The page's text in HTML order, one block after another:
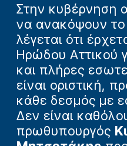
Στην κυβέρνηση
να ανακόψουν το
λέγεται ότι
Ηρώδου Αττικού
και πλήρες
είναι οριστική,
κάθε δεσμός με
Δεν είναι
πρωθυπουργός